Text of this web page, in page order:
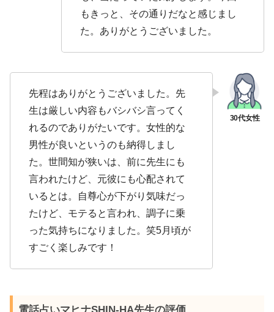
もきっと、その通りだなと感じまし
た。ありがとうございました。
先程はありがとうございました。先
生は厳しい内容もバシバシ言ってく
れるのでありがたいです。女性的な
男性が良いというのも納得しまし
た。世間知が狭いは、前に先生にも
言われたけど、元彼にも心配されて
いるとは。自尊心が下がり気味だっ
たけど、モテると言われ、調子に乗
った気持ちになりました。笑5月頃が
すごく楽しみです！